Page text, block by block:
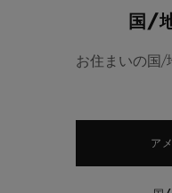
度を高め、日差6
ヨン、ミニッツリピ
・開発・製造され
した長年にわたる
・開発・製造を担
国/
お住まいの国/
ア